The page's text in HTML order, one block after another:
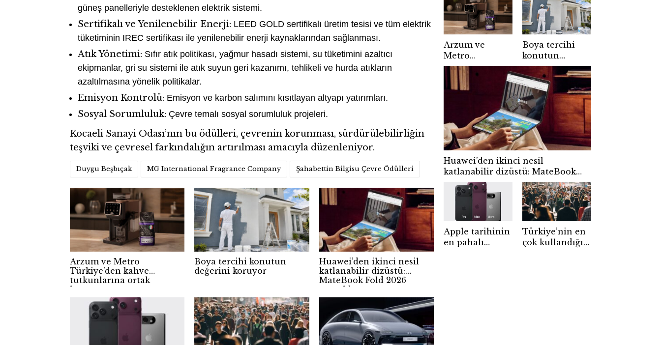
güneş panelleriyle desteklenen elektrik sistemi.
Sertifikalı ve Yenilenebilir Enerji: LEED GOLD sertifikalı üretim tesisi ve tüm elektrik
tüketiminin IREC sertifikası ile yenilenebilir enerji kaynaklarından sağlanması.
Atık Yönetimi: Sıfır atık politikası, yağmur hasadı sistemi, su tüketimini azaltıcı
ekipmanlar, gri su sistemi ile atık suyun geri kazanımı, tehlikeli ve hurda atıkların
azaltılmasına yönelik politikalar.
Emisyon Kontrolü: Emisyon ve karbon salımını kısıtlayan altyapı yatırımları.
Sosyal Sorumluluk: Çevre temalı sosyal sorumluluk projeleri.
Kocaeli Sanayi Odası’nın bu ödülleri, çevrenin korunması, sürdürülebilirliğin
teşviki ve çevresel farkındalığın artırılması amacıyla düzenleniyor.
Duygu Beşbıçak MG International Fragrance Company Şahabettin Bilgisu Çevre Ödülleri
Arzum ve Metro
Türkiye’den kahve
tutkunlarına ortak
kampanya
Boya tercihi konutun
değerini koruyor
Huawei’den ikinci nesil
katlanabilir dizüstü:
MateBook Fold 2026
tanıtıldı
Arzum ve
Metro
Türkiye’den
kahve
tutkunlarına
Boya tercihi
konutun
değerini
koruyor
Huawei’den ikinci nesil
katlanabilir dizüstü: MateBook
Fold 2026 tanıtıldı
Apple tarihinin
en pahalı
Türkiye’nin en
çok kullandığı